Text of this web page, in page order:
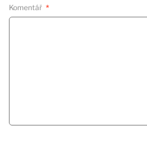
Komentář *